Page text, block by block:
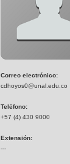
Correo electrónico:
cdhoyos0@unal.edu.co
Teléfono:
+57 (4) 430 9000
Extensión:
---